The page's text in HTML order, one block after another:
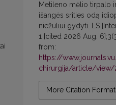
Metileno mėlio tirpalo
išangės srities odą
niežuliui gydyti. LS
1 [cited 2026 Aug.
from:
https://
chirurgija/article/view/
More Citation